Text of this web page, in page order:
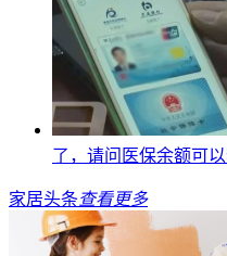
了，请问医保余额可以
家居头条查看更多